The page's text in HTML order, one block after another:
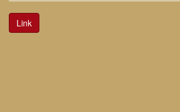
Link